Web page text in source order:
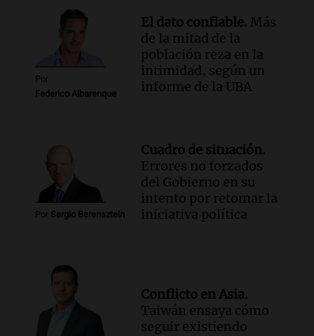
Panorama Federal
Episodios
Por
Federico Albarenque
El dato confiable. Más
de la mitad de la
población reza en la
intimidad, según un
informe de la UBA
Por Sergio Berensztein
Cuadro de situación.
Errores no forzados
del Gobierno en su
intento por retomar la
iniciativa política
Conflicto en Asia.
Taiwán ensaya cómo
seguir existiendo